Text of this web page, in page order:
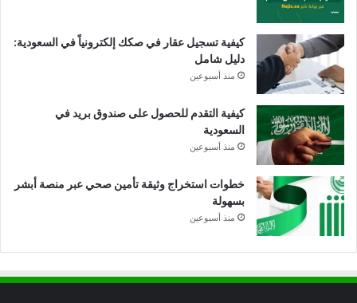
كيفية تسجيل عقار في صكك إلكترونياً في السعودية:
دليل شامل
منذ أسبوعين
كيفية التقدم للحصول على صندوق بريد في
السعودية
منذ أسبوعين
خطوات استخراج وثيقة تأمين صحي عبر منصة أبشر
بسهولة
منذ أسبوعين